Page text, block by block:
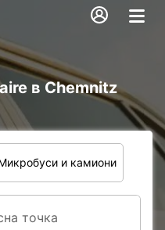
в Chemnitz
и камиони